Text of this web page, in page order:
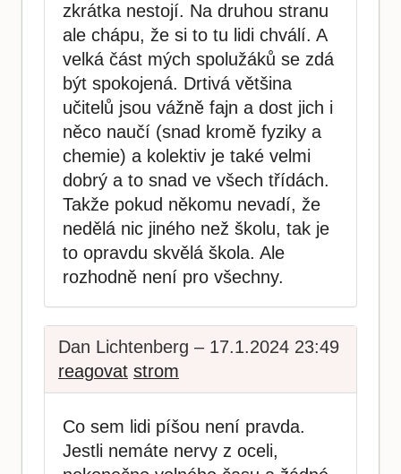
zkrátka nestojí. Na druhou stranu
ale chápu, že si to tu lidi chválí. A
velká část mých spolužáků se zdá
být spokojená. Drtivá většina
učitelů jsou vážně fajn a dost jich i
něco naučí (snad kromě fyziky a
chemie) a kolektiv je také velmi
dobrý a to snad ve všech třídách.
Takže pokud někomu nevadí, že
nedělá nic jiného než školu, tak je
to opravdu skvělá škola. Ale
rozhodně není pro všechny.
Dan Lichtenberg – 17.1.2024 23:49
reagovat strom
Co sem lidi píšou není pravda.
Jestli nemáte nervy z oceli,